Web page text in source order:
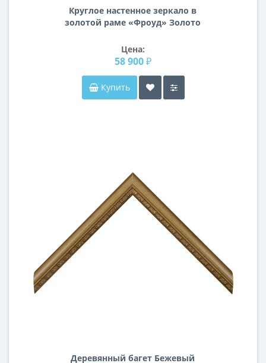
Круглое настенное зеркало в
золотой раме «Фроуд» Золото
Цена:
58 900 ₽
Купить
Деревянный багет Бежевый